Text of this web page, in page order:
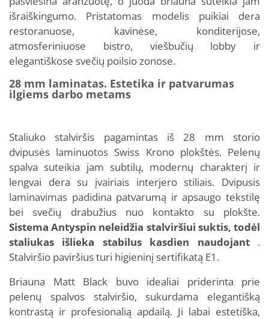
išraiškingumo. Pristatomas modelis puikiai dera
restoranuose, kavinėse, konditerijose,
atmosferiniuose bistro, viešbučių lobby ir
elegantiškose svečių poilsio zonose.
28 mm laminatas. Estetika ir patvarumas
ilgiems darbo metams
Staliuko stalviršis pagamintas iš 28 mm storio
dvipusės laminuotos Swiss Krono plokštės. Pelenų
spalva suteikia jam subtilų, modernų charakterį ir
lengvai dera su įvairiais interjero stiliais. Dvipusis
laminavimas padidina patvarumą ir apsaugo tekstilę
bei svečių drabužius nuo kontakto su plokšte.
Sistema Antyspin neleidžia stalviršiui suktis, todėl
staliukas išlieka stabilus kasdien naudojant .
Stalviršio paviršius turi higieninį sertifikatą E1.
Briauna Matt Black buvo idealiai priderinta prie
pelenų spalvos stalviršio, sukurdama elegantišką
kontrastą ir profesionalią apdailą. Ji labai estetiška,